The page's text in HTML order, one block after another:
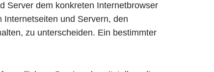
Server dem konkreten Internetbrowser
und Servern, den
zu unterscheiden. Ein bestimmter